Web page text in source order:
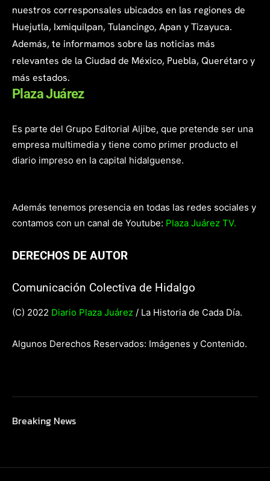
nuestros corresponsales ubicados en las regiones de
Huejutla, Ixmiquilpan, Tulancingo, Apan y Tizayuca.
Además, te informamos sobre las noticias más
relevantes de la Ciudad de México, Puebla, Querétaro y
más estados.
Plaza Juárez
Es parte del Grupo Editorial Aljibe, que pretende ser una
empresa multimedia y tiene como primer producto el
diario impreso en la capital hidalguense.
Además tenemos presencia en todas las redes sociales y
contamos con un canal de Youtube: Plaza Juárez TV.
DERECHOS DE AUTOR
Comunicación Colectiva de Hidalgo
(C) 2022 Diario Plaza Juárez / La Historia de Cada Día.
Algunos Derechos Reservados: Imágenes y Contenido.
Breaking News